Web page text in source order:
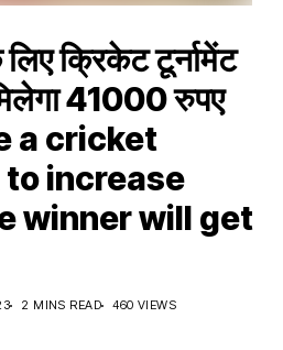
लिए क्रिकेट टूर्नामेंट
41000 रुपए
a cricket
increase
winner will get
2 MINS READ 460 VIEWS